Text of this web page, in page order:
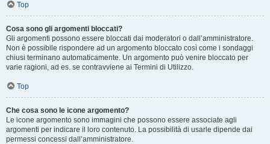
Top
Cosa sono gli argomenti bloccati?
Gli argomenti possono essere bloccati dai moderatori o dall’amministratore.
Non è possibile rispondere ad un argomento bloccato così come i sondaggi
chiusi terminano automaticamente. Un argomento può venire bloccato per
varie ragioni, ad es. se contravviene ai Termini di Utilizzo.
Top
Che cosa sono le icone argomento?
Le icone argomento sono immagini che possono essere associate agli
argomenti per indicare il loro contenuto. La possibilità di usarle dipende dai
permessi concessi dall’amministratore.